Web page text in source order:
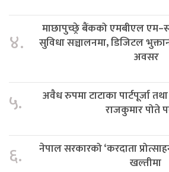
४.
माछापुच्छ्रे बैंकको एमबीएल
सुविधा सञ्चालनमा, डिजिटल
अवसर
५.
अवैध रुपमा टाटाका पार्टपूर्जा
राजकुमार पोते
६.
नेपाल सरकारको ‘करदाता
खल्तीमा